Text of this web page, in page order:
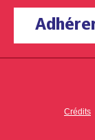
Crédits